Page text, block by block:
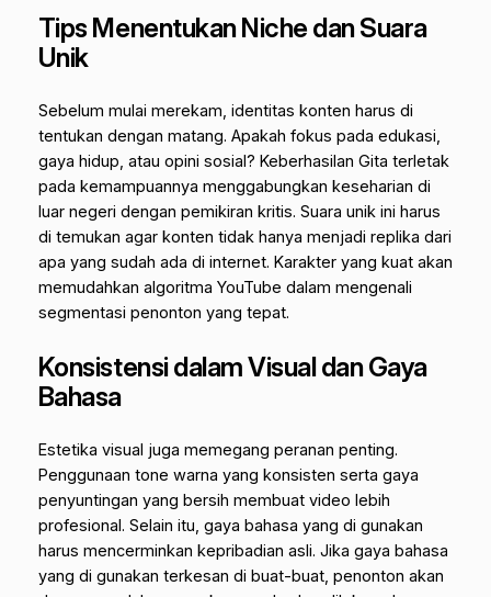
Tips Menentukan Niche dan Suara
Unik
Sebelum mulai merekam, identitas konten harus di
tentukan dengan matang. Apakah fokus pada edukasi,
gaya hidup, atau opini sosial? Keberhasilan Gita terletak
pada kemampuannya menggabungkan keseharian di
luar negeri dengan pemikiran kritis. Suara unik ini harus
di temukan agar konten tidak hanya menjadi replika dari
apa yang sudah ada di internet. Karakter yang kuat akan
memudahkan algoritma YouTube dalam mengenali
segmentasi penonton yang tepat.
Konsistensi dalam Visual dan Gaya
Bahasa
Estetika visual juga memegang peranan penting.
Penggunaan tone warna yang konsisten serta gaya
penyuntingan yang bersih membuat video lebih
profesional. Selain itu, gaya bahasa yang di gunakan
harus mencerminkan kepribadian asli. Jika gaya bahasa
yang di gunakan terkesan di buat-buat, penonton akan